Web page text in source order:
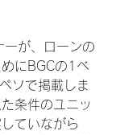
ーが、ローンの
にBGCの1ベ
ソで掲載しま
条件のユニッ
ていながら